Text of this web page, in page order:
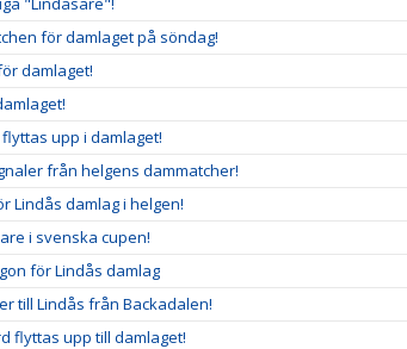
för damlaget på söndag!
damlaget!
upp i damlaget!
från helgens dammatcher!
Lindås damlag i helgen!
i svenska cupen!
för Lindås damlag
till Lindås från Backadalen!
flyttas upp till damlaget!